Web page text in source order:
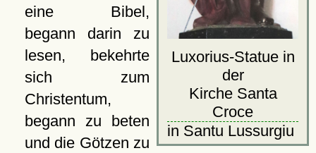
Luxorius-Statue in
der
Kirche Santa
Croce
in Santu Lussurgiu
eine Bibel,
begann darin zu
lesen, bekehrte
sich zum
Christentum,
begann zu beten
und die Götzen zu